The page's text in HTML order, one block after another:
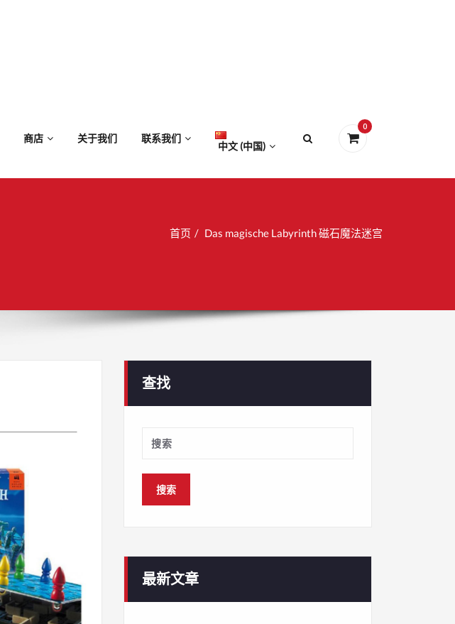
商店 关于我们 联系我们
中文 (中国)
0
首页 Das magische Labyrinth 磁石魔法迷宫
查找
最新文章